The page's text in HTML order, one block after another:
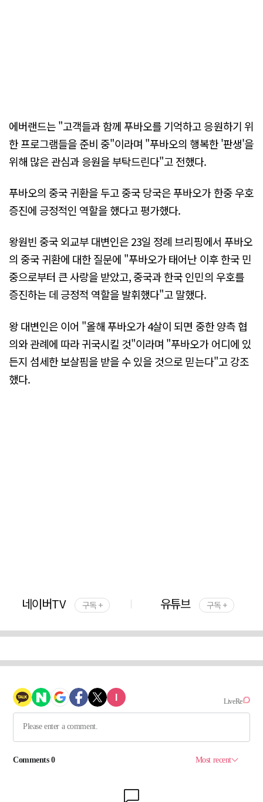
에버랜드는 "고객들과 함께 푸바오를 기억하고 응원하기 위
한 프로그램들을 준비 중"이라며 "푸바오의 행복한 '판생'을
위해 많은 관심과 응원을 부탁드린다"고 전했다.
푸바오의 중국 귀환을 두고 중국 당국은 푸바오가 한중 우호
증진에 긍정적인 역할을 했다고 평가했다.
왕원빈 중국 외교부 대변인은 23일 정례 브리핑에서 푸바오
의 중국 귀환에 대한 질문에 "푸바오가 태어난 이후 한국 민
중으로부터 큰 사랑을 받았고, 중국과 한국 인민의 우호를
증진하는 데 긍정적 역할을 발휘했다"고 말했다.
왕 대변인은 이어 "올해 푸바오가 4살이 되면 중한 양측 협
의와 관례에 따라 귀국시킬 것"이라며 "푸바오가 어디에 있
든지 섬세한 보살핌을 받을 수 있을 것으로 믿는다"고 강조
했다.
네이버TV 구독 + 유튜브 구독 +